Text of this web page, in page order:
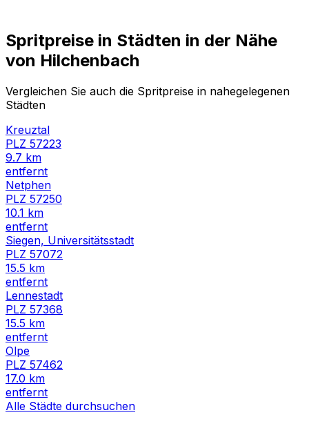
Spritpreise in Städten in der Nähe
von Hilchenbach
Vergleichen Sie auch die Spritpreise in nahegelegenen
Städten
Kreuztal
PLZ 57223
9.7 km
entfernt
Netphen
PLZ 57250
10.1 km
entfernt
Siegen, Universitätsstadt
PLZ 57072
15.5 km
entfernt
Lennestadt
PLZ 57368
15.5 km
entfernt
Olpe
PLZ 57462
17.0 km
entfernt
Alle Städte durchsuchen